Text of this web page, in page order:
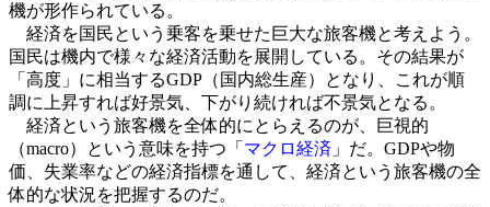
機が形作られている。
経済を国民という乗客を乗せた巨大な旅客機と考えよう。
国民は機内で様々な経済活動を展開している。その結果が
「高度」に相当するGDP（国内総生産）となり、これが順
調に上昇すれば好景気、下がり続ければ不景気となる。
経済という旅客機を全体的にとらえるのが、巨視的
（macro）という意味を持つ「 マクロ経済 」だ。GDPや物
価、失業率などの経済指標を通して、経済という旅客機の全
体的な状況を把握するのだ。